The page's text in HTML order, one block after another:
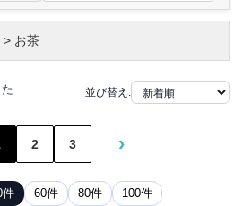
> お茶
並び替え:
2 3 ›
件 60件 80件 100件